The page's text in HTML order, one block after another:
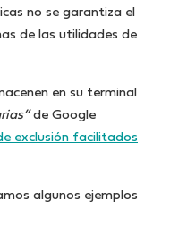
no se garantiza el
de las utilidades de
en su terminal
de Google
exclusión facilitados
algunos ejemplos